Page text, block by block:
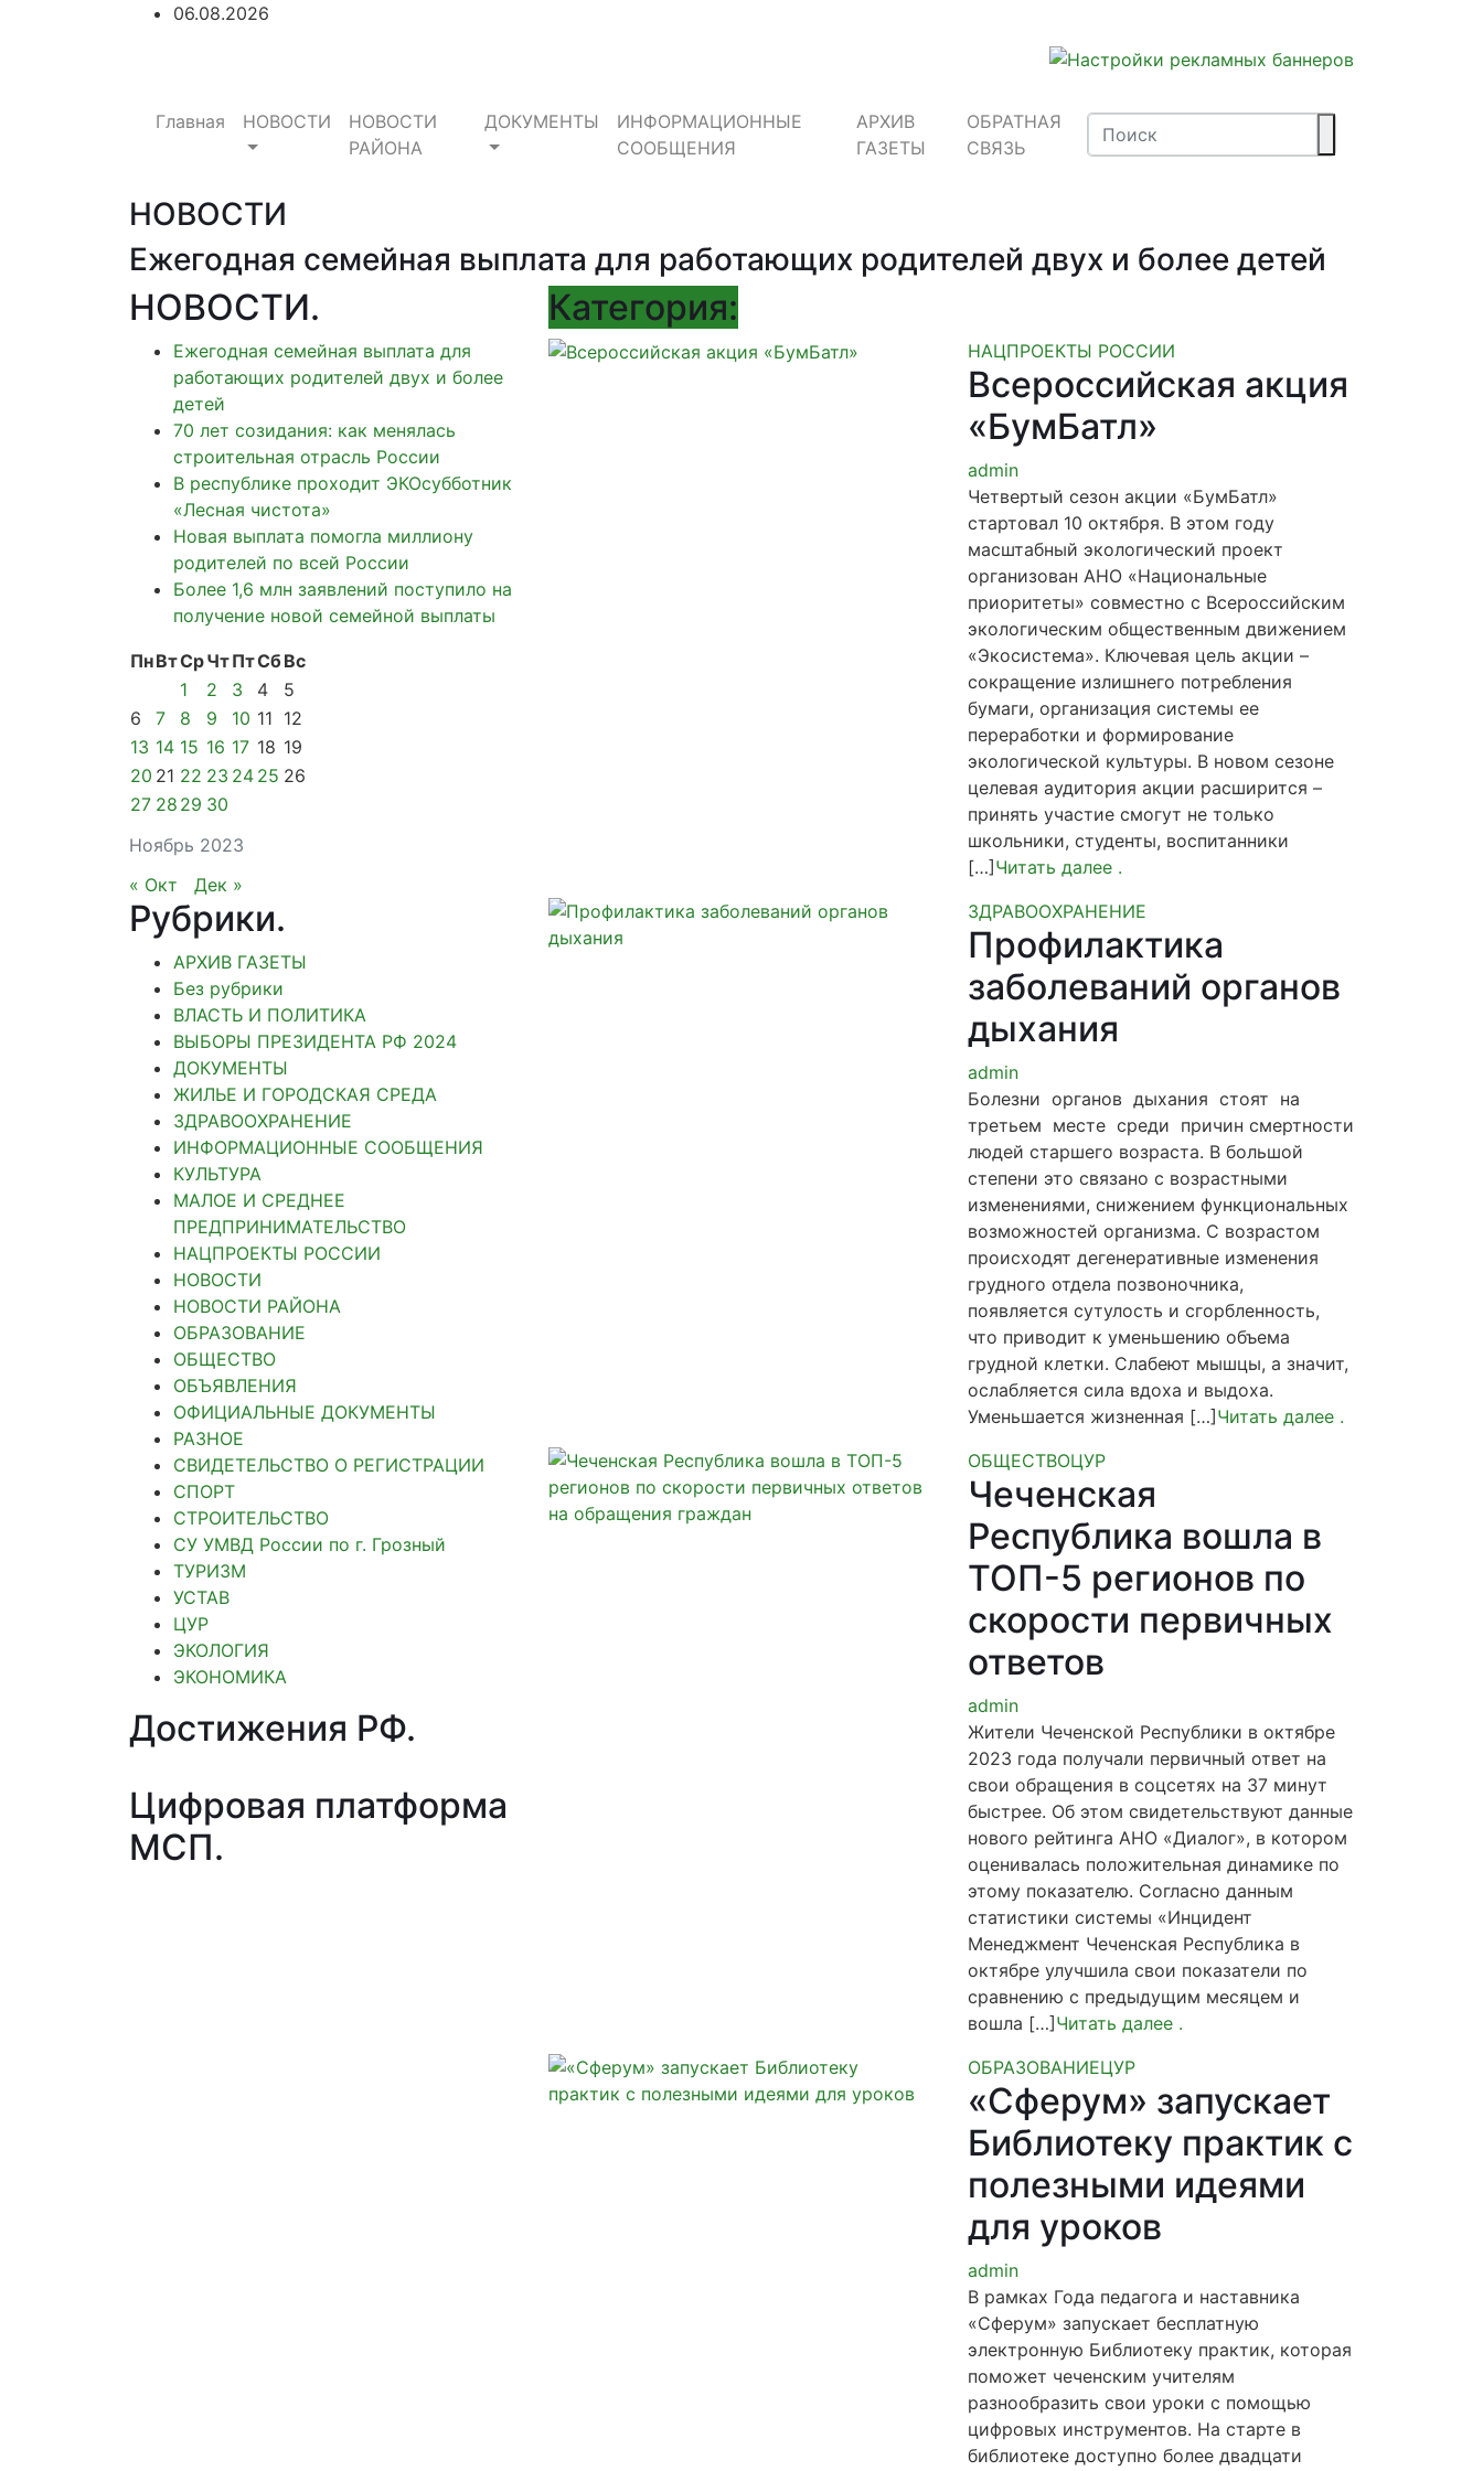
06.08.2026
Главная НОВОСТИ
НОВОСТИ
РАЙОНА
ДОКУМЕНТЫ
ИНФОРМАЦИОННЫЕ
СООБЩЕНИЯ
АРХИВ
ГАЗЕТЫ
ОБРАТНАЯ
СВЯЗЬ
НОВОСТИ
Ежегодная семейная выплата для работающих родителей двух и более детей
НОВОСТИ.
Ежегодная семейная выплата для
работающих родителей двух и более
детей
70 лет созидания: как менялась
строительная отрасль России
В республике проходит ЭКОсубботник
«Лесная чистота»
Новая выплата помогла миллиону
родителей по всей России
Более 1,6 млн заявлений поступило на
получение новой семейной выплаты
Ноябрь 2023
ПнВтСрЧтПтСбВс
1
2 3 4
5
6
7 8 9 10 11 12
13 14 15 16 17 18 19
20 21 22 23 24 25 26
27 28 29 30
« Окт Дек »
Рубрики.
АРХИВ ГАЗЕТЫ
Без рубрики
ВЛАСТЬ И ПОЛИТИКА
ВЫБОРЫ ПРЕЗИДЕНТА РФ 2024
ДОКУМЕНТЫ
ЖИЛЬЕ И ГОРОДСКАЯ СРЕДА
ЗДРАВООХРАНЕНИЕ
ИНФОРМАЦИОННЫЕ СООБЩЕНИЯ
КУЛЬТУРА
МАЛОЕ И СРЕДНЕЕ
ПРЕДПРИНИМАТЕЛЬСТВО
НАЦПРОЕКТЫ РОССИИ
НОВОСТИ
НОВОСТИ РАЙОНА
ОБРАЗОВАНИЕ
ОБЩЕСТВО
ОБЪЯВЛЕНИЯ
ОФИЦИАЛЬНЫЕ ДОКУМЕНТЫ
РАЗНОЕ
СВИДЕТЕЛЬСТВО О РЕГИСТРАЦИИ
СПОРТ
СТРОИТЕЛЬСТВО
СУ УМВД России по г. Грозный
ТУРИЗМ
УСТАВ
ЦУР
ЭКОЛОГИЯ
ЭКОНОМИКА
Достижения РФ.
Цифровая платформа
МСП.
Категория:
НАЦПРОЕКТЫ РОССИИ
Всероссийская акция
«БумБатл»
admin
Четвертый сезон акции «БумБатл»
стартовал 10 октября. В этом году
масштабный экологический проект
организован АНО «Национальные
приоритеты» совместно с Всероссийским
экологическим общественным движением
«Экосистема». Ключевая цель акции –
сокращение излишнего потребления
бумаги, организация системы ее
переработки и формирование
экологической культуры. В новом сезоне
целевая аудитория акции расширится –
принять участие смогут не только
школьники, студенты, воспитанники
[…]Читать далее .
ЗДРАВООХРАНЕНИЕ
Профилактика
заболеваний органов
дыхания
admin
Болезни органов дыхания стоят на
третьем месте среди причин смертности
людей старшего возраста. В большой
степени это связано с возрастными
изменениями, снижением функциональных
возможностей организма. С возрастом
происходят дегенеративные изменения
грудного отдела позвоночника,
появляется сутулость и сгорбленность,
что приводит к уменьшению объема
грудной клетки. Слабеют мышцы, а значит,
ослабляется сила вдоха и выдоха.
Уменьшается жизненная […]Читать далее .
ОБЩЕСТВОЦУР
Чеченская
Республика вошла в
ТОП-5 регионов по
скорости первичных
ответов
admin
Жители Чеченской Республики в октябре
2023 года получали первичный ответ на
свои обращения в соцсетях на 37 минут
быстрее. Об этом свидетельствуют данные
нового рейтинга АНО «Диалог», в котором
оценивалась положительная динамике по
этому показателю. Согласно данным
статистики системы «Инцидент
Менеджмент Чеченская Республика в
октябре улучшила свои показатели по
сравнению с предыдущим месяцем и
вошла […]Читать далее .
ОБРАЗОВАНИЕЦУР
«Сферум» запускает
Библиотеку практик с
полезными идеями
для уроков
admin
В рамках Года педагога и наставника
«Сферум» запускает бесплатную
электронную Библиотеку практик, которая
поможет чеченским учителям
разнообразить свои уроки с помощью
цифровых инструментов. На старте в
библиотеке доступно более двадцати